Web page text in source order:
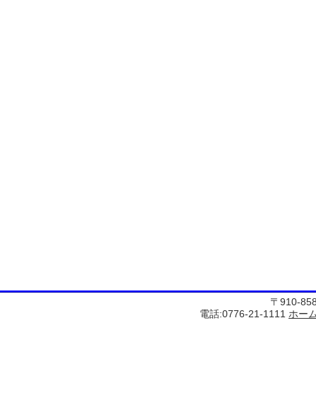
〒910-
電話:0776-21-1111 ホー